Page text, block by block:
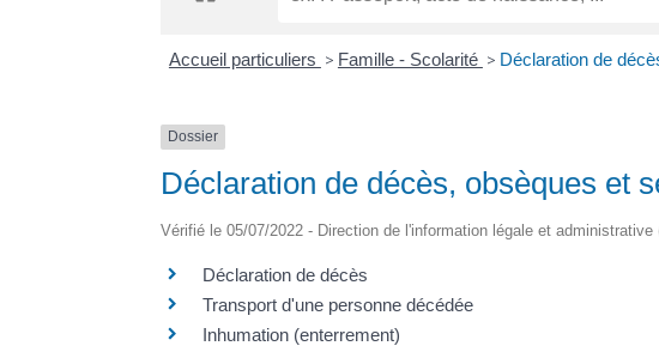
Accueil particuliers > Famille - Scolarité > Déclaration de
Dossier
Déclaration de décès, obsèques et
Vérifié le 05/07/2022 - Direction de l'information légale et administrative
Déclaration de décès
Transport d'une personne décédée
Inhumation (enterrement)